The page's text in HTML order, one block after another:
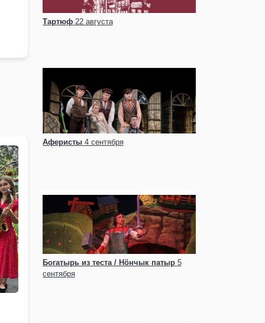
Тартюф 22 августа
Аферисты 4 сентября
Богатырь из теста / Нӧнчык патыр 5
сентября